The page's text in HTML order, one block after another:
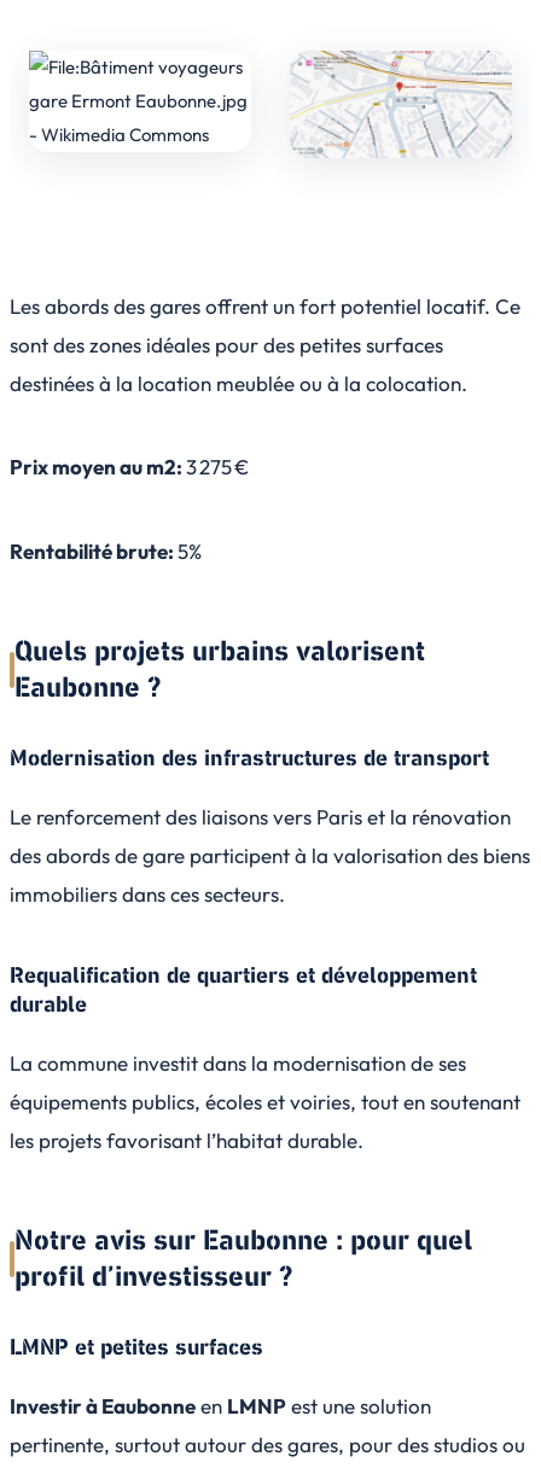
Les abords des gares offrent un fort potentiel locatif. Ce
sont des zones idéales pour des petites surfaces
destinées à la location meublée ou à la colocation.
Prix moyen au m2:3 275 €
Rentabilité brute:5%
Quels projets urbains valorisent
Eaubonne ?
Modernisation des infrastructures de transport
Le renforcement des liaisons vers Paris et la rénovation
des abords de gare participent à la valorisation des biens
immobiliers dans ces secteurs.
Requalification de quartiers et développement
durable
La commune investit dans la modernisation de ses
équipements publics, écoles et voiries, tout en soutenant
les projets favorisant l’habitat durable.
Notre avis sur Eaubonne : pour quel
profil d’investisseur ?
LMNP et petites surfaces
Investir à Eaubonneen LMNPest une solution
pertinente, surtout autour des gares, pour des studios ou